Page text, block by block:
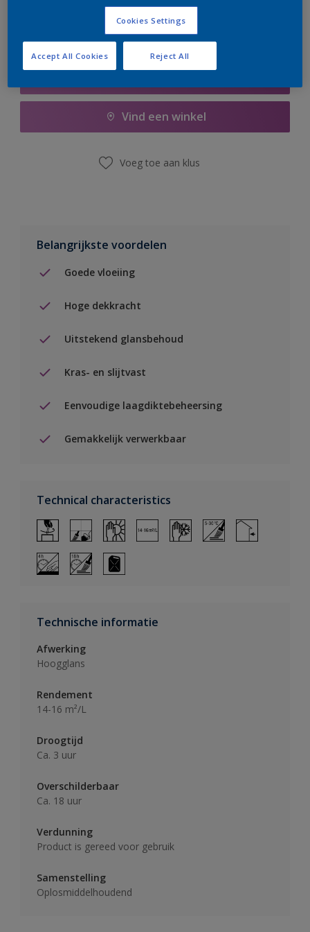
Vind een winkel
Voeg toe aan klus
Belangrijkste voordelen
Goede vloeiing
Hoge dekkracht
Uitstekend glansbehoud
Kras- en slijtvast
Eenvoudige laagdiktebeheersing
Gemakkelijk verwerkbaar
Technical characteristics
Technische informatie
Afwerking
Hoogglans
Rendement
14-16 m²/L
Droogtijd
Ca. 3 uur
Overschilderbaar
Ca. 18 uur
Verdunning
Product is gereed voor gebruik
Samenstelling
Oplosmiddelhoudend
Cookies Settings
Reject All
Accept All Cookies